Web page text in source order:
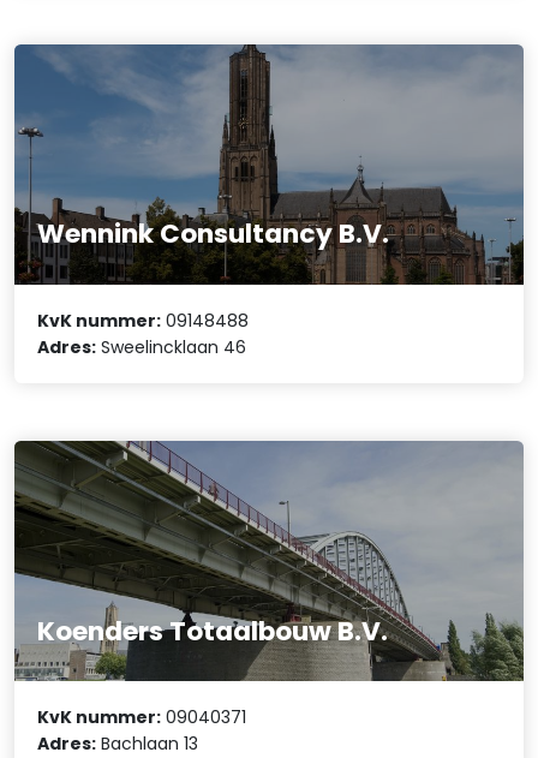
Wennink Consultancy B.V.
KvK nummer: 09148488
Adres: Sweelincklaan 46
Koenders Totaalbouw B.V.
KvK nummer: 09040371
Adres: Bachlaan 13